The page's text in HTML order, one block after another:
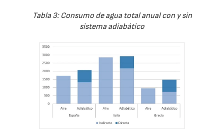
Tabla 3: Consumo de agua total anual con y sin
sistema adiabático